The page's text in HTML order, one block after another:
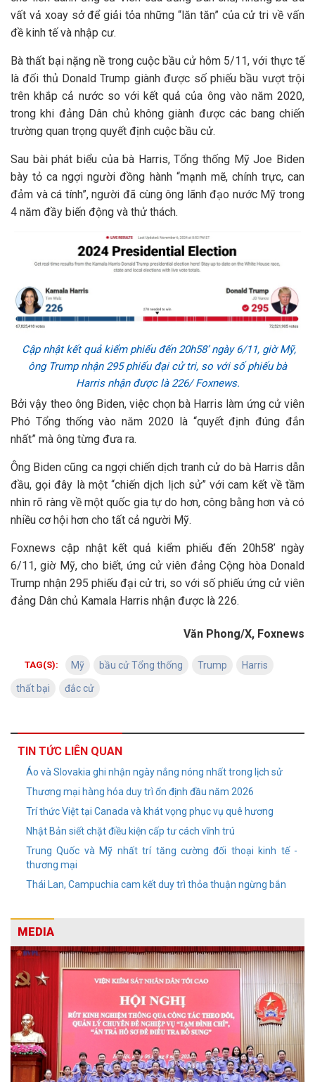
vất vả xoay sở để giải tỏa những “lăn tăn” của cử tri về vấn
đề kinh tế và nhập cư.
Bà thất bại nặng nề trong cuộc bầu cử hôm 5/11, với thực tế
là đối thủ Donald Trump giành được số phiếu bầu vượt trội
trên khắp cả nước so với kết quả của ông vào năm 2020,
trong khi đảng Dân chủ không giành được các bang chiến
trường quan trọng quyết định cuộc bầu cử.
Sau bài phát biểu của bà Harris, Tổng thống Mỹ Joe Biden
bày tỏ ca ngợi người đồng hành “mạnh mẽ, chính trực, can
đảm và cá tính”, người đã cùng ông lãnh đạo nước Mỹ trong
4 năm đầy biến động và thử thách.
Cập nhật kết quả kiểm phiếu đến 20h58’ ngày 6/11, giờ Mỹ,
ông Trump nhận 295 phiếu đại cử tri, so với số phiếu bà
Harris nhận được là 226/ Foxnews.
Bởi vậy theo ông Biden, việc chọn bà Harris làm ứng cử viên
Phó Tổng thống vào năm 2020 là “quyết định đúng đắn
nhất” mà ông từng đưa ra.
Ông Biden cũng ca ngợi chiến dịch tranh cử do bà Harris dẫn
đầu, gọi đây là một “chiến dịch lịch sử” với cam kết về tầm
nhìn rõ ràng về một quốc gia tự do hơn, công bằng hơn và có
nhiều cơ hội hơn cho tất cả người Mỹ.
Foxnews cập nhật kết quả kiểm phiếu đến 20h58’ ngày
6/11, giờ Mỹ, cho biết, ứng cử viên đảng Cộng hòa Donald
Trump nhận 295 phiếu đại cử tri, so với số phiếu ứng cử viên
đảng Dân chủ Kamala Harris nhận được là 226.
Văn Phong/X, Foxnews
TAG(S): Mỹ bầu cử Tổng thống Trump Harris
thất bại đắc cử
TIN TỨC LIÊN QUAN
Áo và Slovakia ghi nhận ngày nắng nóng nhất trong lịch sử
Thương mại hàng hóa duy trì ổn định đầu năm 2026
Trí thức Việt tại Canada và khát vọng phục vụ quê hương
Nhật Bản siết chặt điều kiện cấp tư cách vĩnh trú
Trung Quốc và Mỹ nhất trí tăng cường đối thoại kinh tế -
thương mại
Thái Lan, Campuchia cam kết duy trì thỏa thuận ngừng bắn
MEDIA